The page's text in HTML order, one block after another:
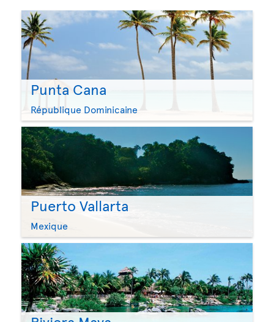
Punta Cana
République Dominicaine
Puerto Vallarta
Mexique